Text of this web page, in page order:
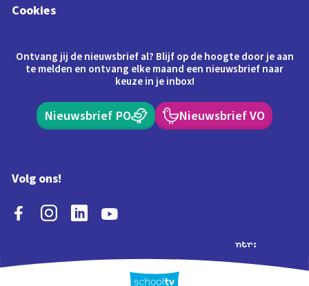
Cookies
Ontvang jij de nieuwsbrief al? Blijf op de hoogte door je aan
te melden en ontvang elke maand een nieuwsbrief naar
keuze in je inbox!
Nieuwsbrief PO Nieuwsbrief VO
Volg ons!